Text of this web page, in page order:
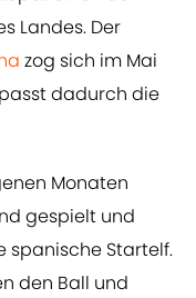
Landes. Der
zog sich im Mai
dadurch die
Monaten
gespielt und
spanische Startelf.
den Ball und